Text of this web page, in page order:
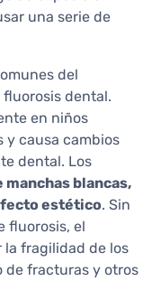
una serie de
del
dental.
en niños
y causa cambios
dental. Los
blancas,
estético. Sin
fluorosis, el
la fragilidad de los
de fracturas y otros